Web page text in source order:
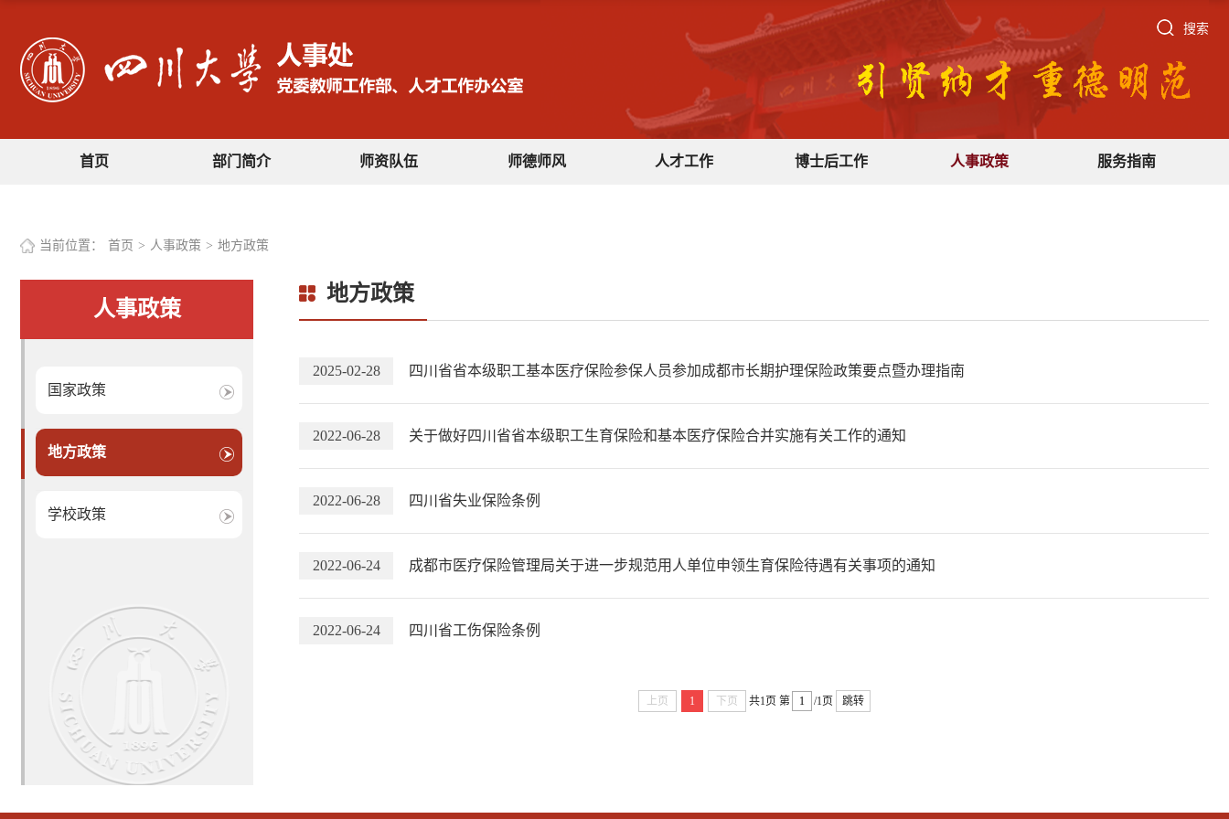
搜索
首页 部门简介 师资队伍 师德师风 人才工作 博士后工作 人事政策 服务指南
当前位置： 首页 > 人事政策 > 地方政策
人事政策
国家政策
地方政策
学校政策
地方政策
2025-02-28 四川省省本级职工基本医疗保险参保人员参加成都市长期护理保险政策要点暨办理指南
2022-06-28 关于做好四川省省本级职工生育保险和基本医疗保险合并实施有关工作的通知
2022-06-28 四川省失业保险条例
2022-06-24 成都市医疗保险管理局关于进一步规范用人单位申领生育保险待遇有关事项的通知
2022-06-24 四川省工伤保险条例
上页 1 下页 共1页 第 /1页 跳转